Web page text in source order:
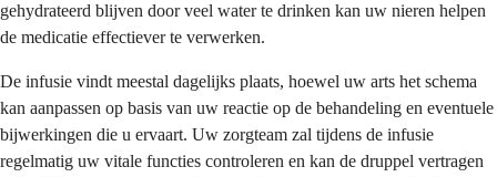
gehydrateerd blijven door veel water te drinken kan uw nieren helpen
de medicatie effectiever te verwerken.
De infusie vindt meestal dagelijks plaats, hoewel uw arts het schema
kan aanpassen op basis van uw reactie op de behandeling en eventuele
bijwerkingen die u ervaart. Uw zorgteam zal tijdens de infusie
regelmatig uw vitale functies controleren en kan de druppel vertragen